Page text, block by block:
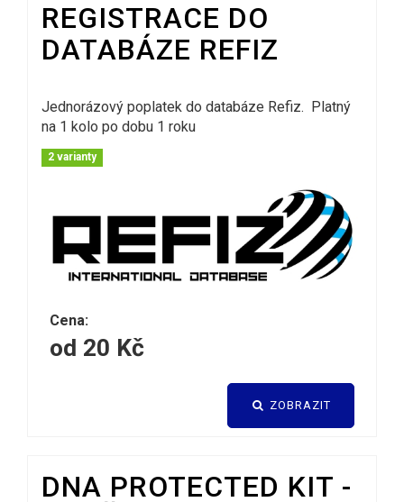
REGISTRACE DO
DATABÁZE REFIZ
Jednorázový poplatek do databáze Refiz. Platný
na 1 kolo po dobu 1 roku
2 varianty
Cena:
od 20 Kč
ZOBRAZIT
DNA PROTECTED KIT -